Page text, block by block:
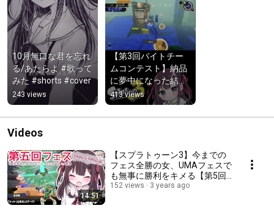
10月無口な君を忘れ
る/あたらよ #歌って
みた #shorts #cover
243 views
【第3回バイトチー
ムコンテスト】納品
に夢中になった結
果… #shorts【スプラ
トゥーン3】
【Splatoon3】
413 views
Videos
14:51
【スプラトゥーン3】今までの
フェス全勝の女、UMAフェスで
も無事に勝利をキメる【第5回
フェス】
152 views 3 years ago